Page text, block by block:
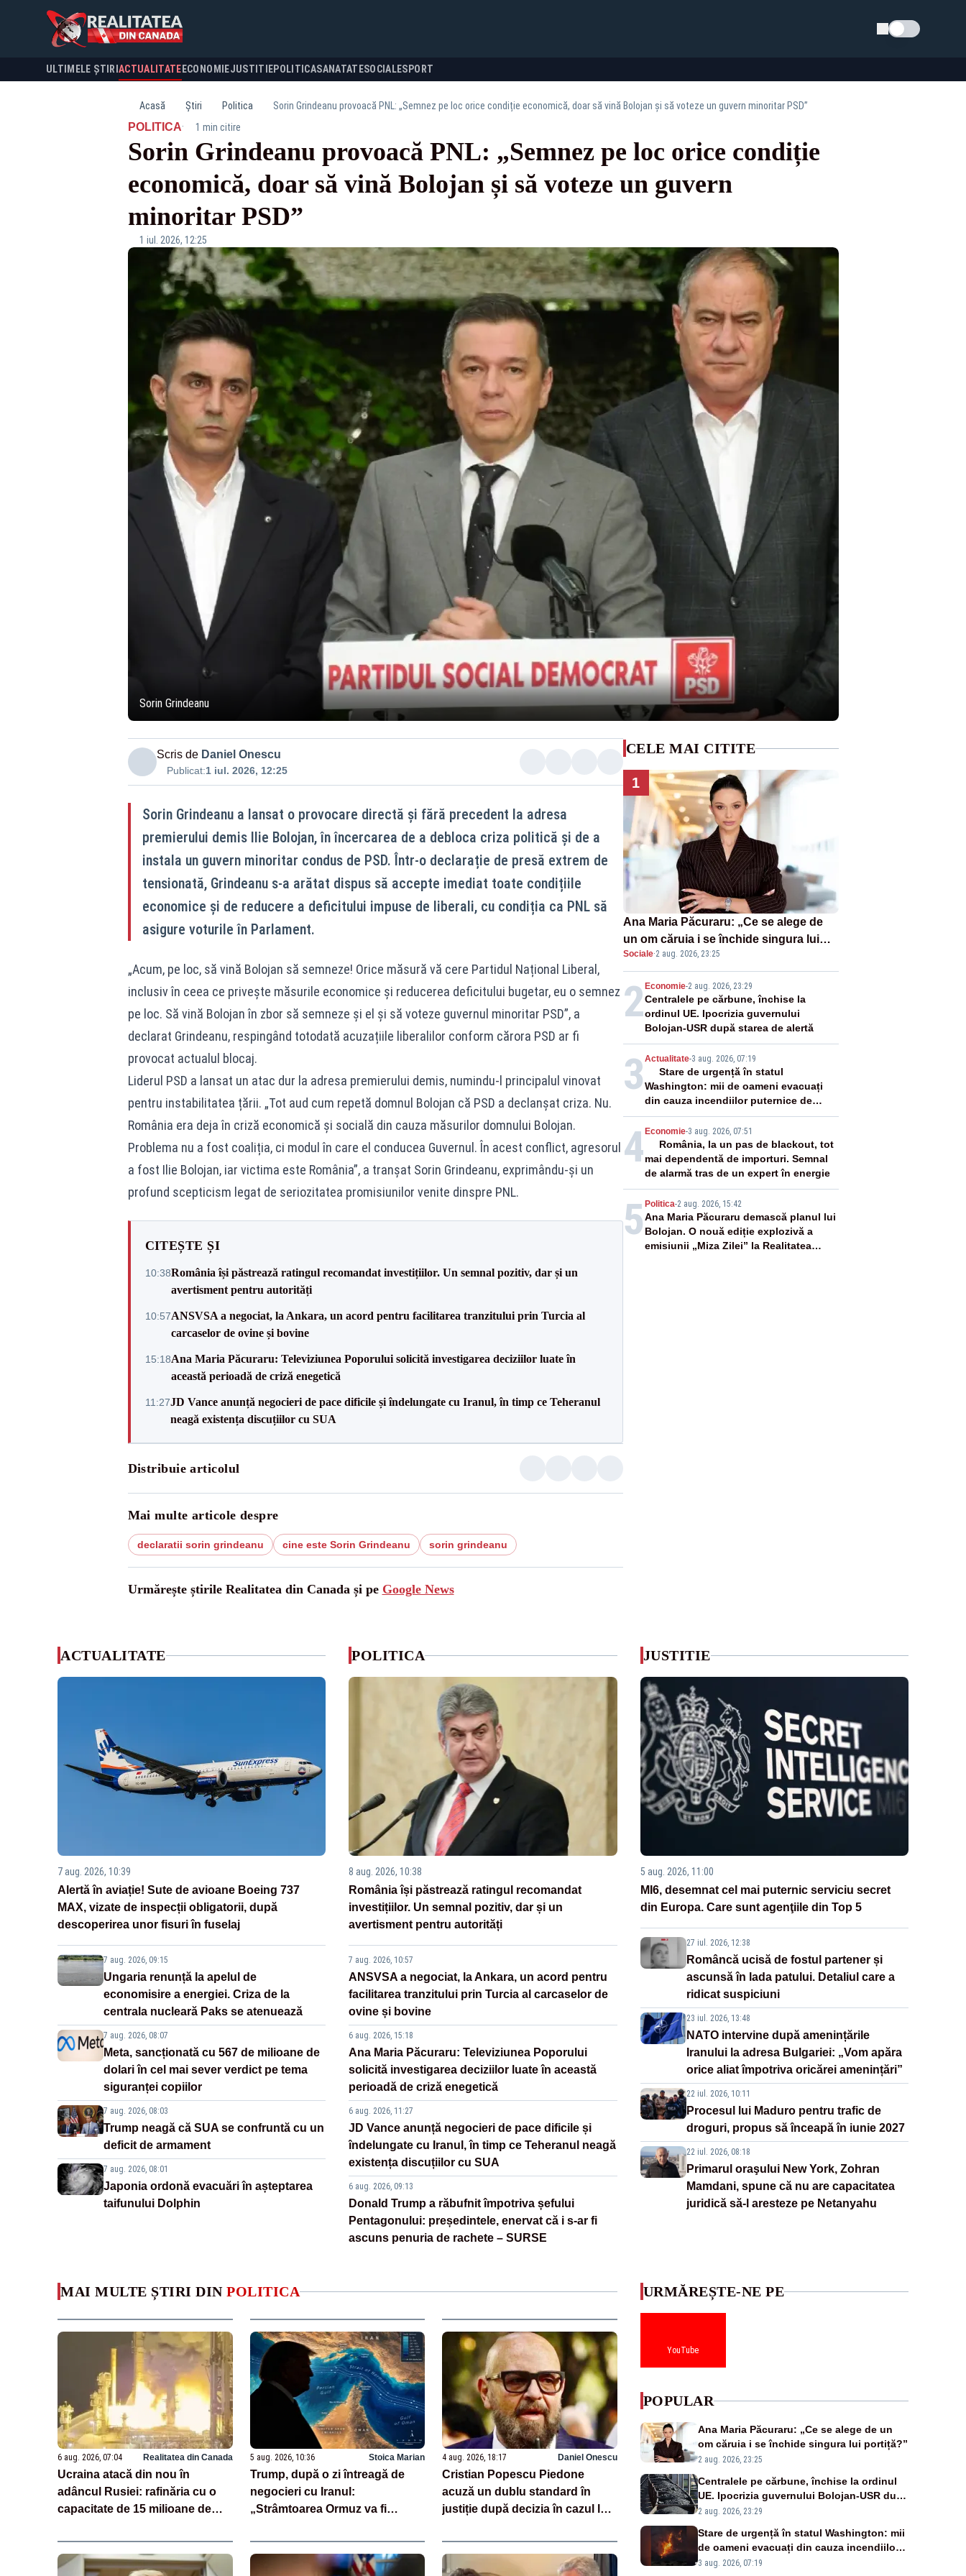
Schimba tema
ULTIMELE ȘTIRI ACTUALITATE ECONOMIEJUSTITIEPOLITICASANATATESOCIALESPORT
Acasă Știri Politica Sorin Grindeanu provoacă PNL: „Semnez pe loc orice condiție economică, doar să vină Bolojan și să voteze un guvern minoritar PSD”
POLITICA· 1 min citire
Sorin Grindeanu provoacă PNL: „Semnez pe loc orice condiție
economică, doar să vină Bolojan și să voteze un guvern
minoritar PSD”
1 iul. 2026, 12:25
Sorin Grindeanu
Scris de Daniel Onescu
Publicat:1 iul. 2026, 12:25
Sorin Grindeanu a lansat o provocare directă și fără precedent la adresa
premierului demis Ilie Bolojan, în încercarea de a debloca criza politică și de a
instala un guvern minoritar condus de PSD. Într-o declarație de presă extrem de
tensionată, Grindeanu s-a arătat dispus să accepte imediat toate condițiile
economice și de reducere a deficitului impuse de liberali, cu condiția ca PNL să
asigure voturile în Parlament.
„Acum, pe loc, să vină Bolojan să semneze! Orice măsură vă cere Partidul Național Liberal,
inclusiv în ceea ce privește măsurile economice și reducerea deficitului bugetar, eu o semnez
pe loc. Să vină Bolojan în zbor să semneze și el și să voteze guvernul minoritar PSD”, a
declarat Grindeanu, respingând totodată acuzațiile liberalilor conform cărora PSD ar fi
provocat actualul blocaj.
Liderul PSD a lansat un atac dur la adresa premierului demis, numindu-l principalul vinovat
pentru instabilitatea țării. „Tot aud cum repetă domnul Bolojan că PSD a declanșat criza. Nu.
România era deja în criză economică și socială din cauza măsurilor domnului Bolojan.
Problema nu a fost coaliția, ci modul în care el conducea Guvernul. În acest conflict, agresorul
a fost Ilie Bolojan, iar victima este România”, a tranșat Sorin Grindeanu, exprimându-și un
profund scepticism legat de seriozitatea promisiunilor venite dinspre PNL.
CITEȘTE ȘI
10:38România își păstrează ratingul recomandat investițiilor. Un semnal pozitiv, dar și un
avertisment pentru autorități
10:57ANSVSA a negociat, la Ankara, un acord pentru facilitarea tranzitului prin Turcia al
carcaselor de ovine și bovine
15:18Ana Maria Păcuraru: Televiziunea Poporului solicită investigarea deciziilor luate în
această perioadă de criză enegetică
11:27JD Vance anunță negocieri de pace dificile și îndelungate cu Iranul, în timp ce Teheranul
neagă existența discuțiilor cu SUA
Distribuie articolul
Mai multe articole despre
declaratii sorin grindeanu cine este Sorin Grindeanu sorin grindeanu
Urmărește știrile Realitatea din Canada și pe Google News
CELE MAI CITITE
1
Ana Maria Păcuraru: „Ce se alege de
un om căruia i se închide singura lui
portiță?”
Sociale·2 aug. 2026, 23:25
2 Economie-2 aug. 2026, 23:29
Centralele pe cărbune, închise la
ordinul UE. Ipocrizia guvernului
Bolojan-USR după starea de alertă
3 Actualitate-3 aug. 2026, 07:19
Stare de urgență în statul
Washington: mii de oameni evacuați
din cauza incendiilor puternice de
vegetație
4 Economie-3 aug. 2026, 07:51
România, la un pas de blackout, tot
mai dependentă de importuri. Semnal
de alarmă tras de un expert în energie
5 Politica-2 aug. 2026, 15:42
Ana Maria Păcuraru demască planul lui
Bolojan. O nouă ediție explozivă a
emisiunii „Miza Zilei” la Realitatea
ACTUALITATE
7 aug. 2026, 10:39
Alertă în aviație! Sute de avioane Boeing 737
MAX, vizate de inspecții obligatorii, după
descoperirea unor fisuri în fuselaj
7 aug. 2026, 09:15
Ungaria renunță la apelul de
economisire a energiei. Criza de la
centrala nucleară Paks se atenuează
7 aug. 2026, 08:07
Meta, sancționată cu 567 de milioane de
dolari în cel mai sever verdict pe tema
siguranței copiilor
7 aug. 2026, 08:03
Trump neagă că SUA se confruntă cu un
deficit de armament
7 aug. 2026, 08:01
Japonia ordonă evacuări în așteptarea
taifunului Dolphin
POLITICA
8 aug. 2026, 10:38
România își păstrează ratingul recomandat
investițiilor. Un semnal pozitiv, dar și un
avertisment pentru autorități
7 aug. 2026, 10:57
ANSVSA a negociat, la Ankara, un acord pentru
facilitarea tranzitului prin Turcia al carcaselor de
ovine și bovine
6 aug. 2026, 15:18
Ana Maria Păcuraru: Televiziunea Poporului
solicită investigarea deciziilor luate în această
perioadă de criză enegetică
6 aug. 2026, 11:27
JD Vance anunță negocieri de pace dificile și
îndelungate cu Iranul, în timp ce Teheranul neagă
existența discuțiilor cu SUA
6 aug. 2026, 09:13
Donald Trump a răbufnit împotriva șefului
Pentagonului: președintele, enervat că i s-ar fi
ascuns penuria de rachete – SURSE
JUSTITIE
5 aug. 2026, 11:00
MI6, desemnat cel mai puternic serviciu secret
din Europa. Care sunt agenţiile din Top 5
27 iul. 2026, 12:38
Româncă ucisă de fostul partener și
ascunsă în lada patului. Detaliul care a
ridicat suspiciuni
23 iul. 2026, 13:48
NATO intervine după amenințările
Iranului la adresa Bulgariei: „Vom apăra
orice aliat împotriva oricărei amenințări”
22 iul. 2026, 10:11
Procesul lui Maduro pentru trafic de
droguri, propus să înceapă în iunie 2027
22 iul. 2026, 08:18
Primarul oraşului New York, Zohran
Mamdani, spune că nu are capacitatea
juridică să-l aresteze pe Netanyahu
MAI MULTE ȘTIRI DIN POLITICA
6 aug. 2026, 07:04 Realitatea din Canada
Ucraina atacă din nou în
adâncul Rusiei: rafinăria cu o
capacitate de 15 milioane de
două nopți la rând
5 aug. 2026, 10:36 Stoica Marian
Trump, după o zi întreagă de
negocieri cu Iranul:
„Strâmtoarea Ormuz va fi
4 aug. 2026, 18:17 Daniel Onescu
Cristian Popescu Piedone
acuză un dublu standard în
justiție după decizia în cazul lui
ani interdicție, pentru el o
reducere de 10%”
URMĂREȘTE-NE PE
YouTube
POPULAR
Ana Maria Păcuraru: „Ce se alege de un
om căruia i se închide singura lui portiță?”
2 aug. 2026, 23:25
Centralele pe cărbune, închise la ordinul
UE. Ipocrizia guvernului Bolojan-USR după
starea de alertă
2 aug. 2026, 23:29
Stare de urgență în statul Washington: mii
de oameni evacuați din cauza incendiilor
puternice de vegetație
3 aug. 2026, 07:19